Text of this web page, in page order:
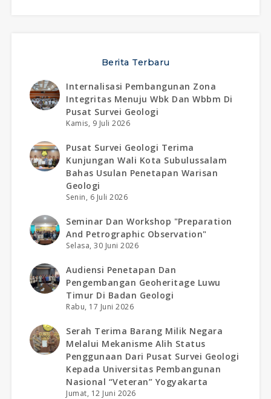
Berita Terbaru
Internalisasi Pembangunan Zona
Integritas Menuju Wbk Dan Wbbm Di
Pusat Survei Geologi
Kamis, 9 Juli 2026
Pusat Survei Geologi Terima
Kunjungan Wali Kota Subulussalam
Bahas Usulan Penetapan Warisan
Geologi
Senin, 6 Juli 2026
Seminar Dan Workshop "preparation
And Petrographic Observation"
Selasa, 30 Juni 2026
Audiensi Penetapan Dan
Pengembangan Geoheritage Luwu
Timur Di Badan Geologi
Rabu, 17 Juni 2026
Serah Terima Barang Milik Negara
Melalui Mekanisme Alih Status
Penggunaan Dari Pusat Survei Geologi
Kepada Universitas Pembangunan
Nasional “veteran” Yogyakarta
Jumat, 12 Juni 2026